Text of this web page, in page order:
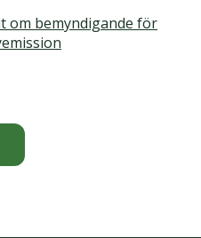
om bemyndigande för